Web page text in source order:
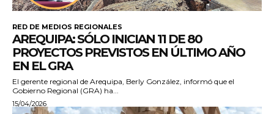
RED DE MEDIOS REGIONALES
AREQUIPA: SÓLO INICIAN 11 DE 80
PROYECTOS PREVISTOS EN ÚLTIMO AÑO
EN EL GRA
El gerente regional de Arequipa, Berly González, informó que el
Gobierno Regional (GRA) ha...
15/04/2026